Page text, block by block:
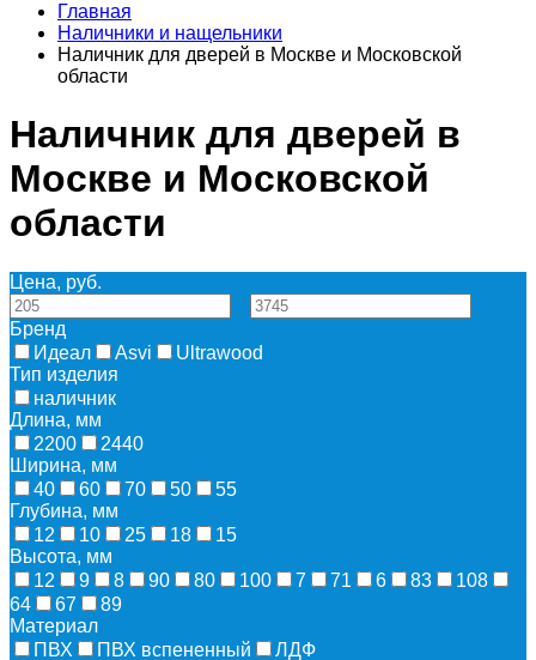
Главная
Наличники и нащельники
Наличник для дверей в Москве и Московской
области
Наличник для дверей в
Москве и Московской
области
Цена, руб.
Бренд
Идеал
Asvi
Ultrawood
Тип изделия
наличник
Длина, мм
2200
2440
Ширина, мм
40
60 70 50
55
Глубина, мм
12
10 25 18
15
Высота, мм
12
9 8 90 80 100 7 71 6 83
108
64
67
89
Материал
ПВХ
ПВХ вспененный
ЛДФ